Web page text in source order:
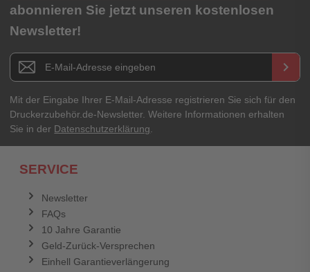
abonnieren Sie jetzt unseren kostenlosen
Newsletter!
Newsletter E-Mail Adresse keyboard_arrow_right
Mit der Eingabe Ihrer E-Mail-Adresse registrieren Sie sich für den
Druckerzubehör.de-Newsletter. Weitere Informationen erhalten
Sie in der Datenschutzerklärung
SERVICE
Newsletter
FAQs
10 Jahre Garantie
Geld-Zurück-Versprechen
Einhell Garantieverlängerung